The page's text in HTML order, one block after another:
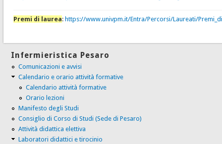
Premi di laurea: https://www.univpm.it/Entra/Percorsi/Laureati/
Infermieristica Pesaro
Comunicazioni e avvisi
Calendario e orario attività formative
Calendario attività formative
Orario lezioni
Manifesto degli Studi
Consiglio di Corso di Studi (Sede di Pesaro)
Attività didattica elettiva
Laboratori didattici e tirocinio